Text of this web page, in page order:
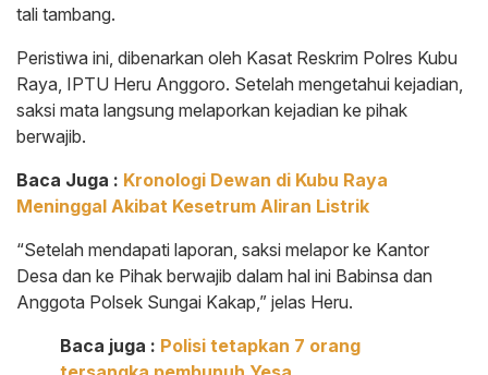
tali tambang.
Peristiwa ini, dibenarkan oleh Kasat Reskrim Polres Kubu
Raya, IPTU Heru Anggoro. Setelah mengetahui kejadian,
saksi mata langsung melaporkan kejadian ke pihak
berwajib.
Baca Juga : Kronologi Dewan di Kubu Raya
Meninggal Akibat Kesetrum Aliran Listrik
“Setelah mendapati laporan, saksi melapor ke Kantor
Desa dan ke Pihak berwajib dalam hal ini Babinsa dan
Anggota Polsek Sungai Kakap,” jelas Heru.
Baca juga : Polisi tetapkan 7 orang